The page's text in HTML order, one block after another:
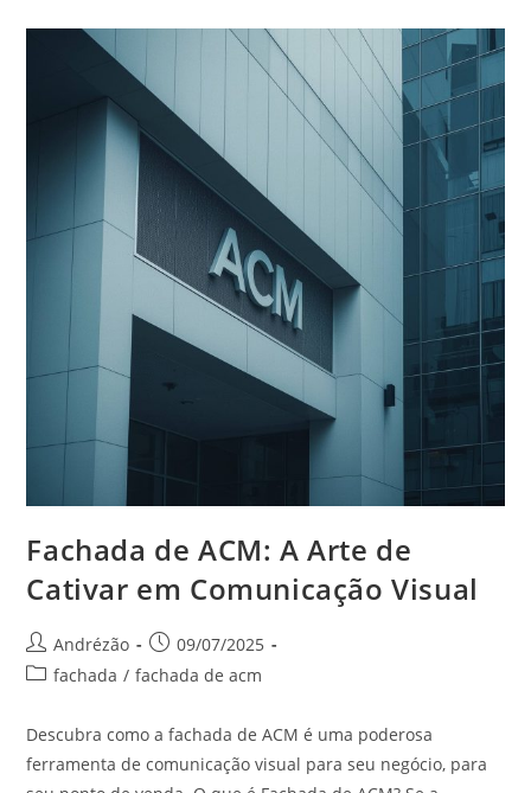
Fachada de ACM: A Arte de
Cativar em Comunicação Visual
Andrézão
09/07/2025
fachada / fachada de acm
Descubra como a fachada de ACM é uma poderosa
ferramenta de comunicação visual para seu negócio, para